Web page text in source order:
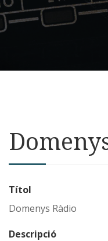
Títol
Domenys Ràdio
Descripció